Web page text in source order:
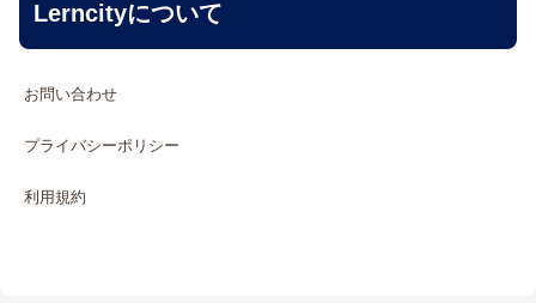
Lerncityについて
お問い合わせ
プライバシーポリシー
利用規約